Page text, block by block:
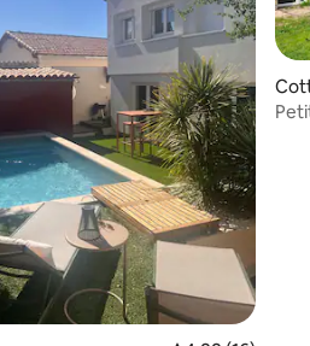
base de 47 commentaires : 4,96